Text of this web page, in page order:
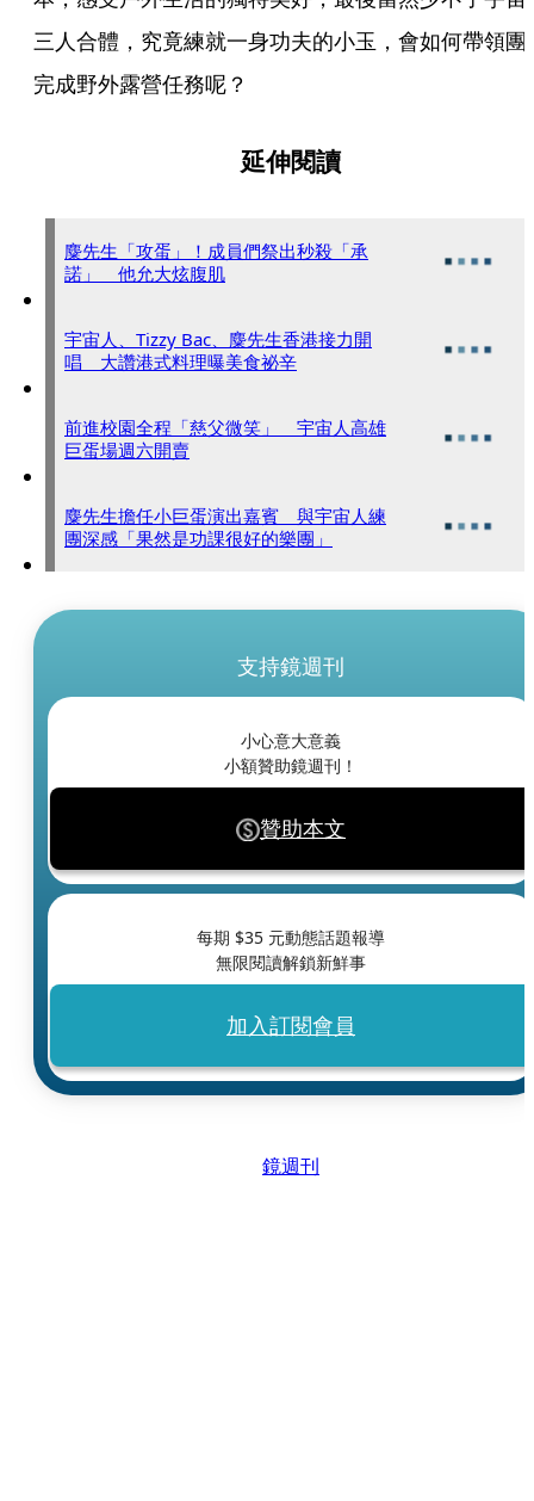
三人合體，究竟練就一身功夫的小玉，會如何帶領團
完成野外露營任務呢？
延伸閱讀
麋先生「攻蛋」！成員們祭出秒殺「承
諾」 他允大炫腹肌
宇宙人、Tizzy Bac、麋先生香港接力開
唱 大讚港式料理曝美食祕辛
前進校園全程「慈父微笑」 宇宙人高雄
巨蛋場週六開賣
麋先生擔任小巨蛋演出嘉賓 與宇宙人練
團深感「果然是功課很好的樂團」
支持鏡週刊
小心意大意義
小額贊助鏡週刊！
贊助本文
每期 $35 元動態話題報導
無限閱讀解鎖新鮮事
加入訂閱會員
鏡週刊